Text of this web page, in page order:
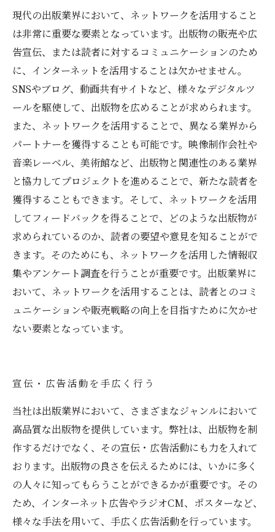
現代の出版業界において、ネットワークを活用すること
は非常に重要な要素となっています。出版物の販売や広
告宣伝、または読者に対するコミュニケーションのため
に、インターネットを活用することは欠かせません。
SNSやブログ、動画共有サイトなど、様々なデジタルツ
ールを駆使して、出版物を広めることが求められます。
また、ネットワークを活用することで、異なる業界から
パートナーを獲得することも可能です。映像制作会社や
音楽レーベル、美術館など、出版物と関連性のある業界
と協力してプロジェクトを進めることで、新たな読者を
獲得することもできます。そして、ネットワークを活用
してフィードバックを得ることで、どのような出版物が
求められているのか、読者の要望や意見を知ることがで
きます。そのためにも、ネットワークを活用した情報収
集やアンケート調査を行うことが重要です。出版業界に
おいて、ネットワークを活用することは、読者とのコミ
ュニケーションや販売戦略の向上を目指すために欠かせ
ない要素となっています。
宣伝・広告活動を手広く行う
当社は出版業界において、さまざまなジャンルにおいて
高品質な出版物を提供しています。弊社は、出版物を制
作するだけでなく、その宣伝・広告活動にも力を入れて
おります。出版物の良さを伝えるためには、いかに多く
の人々に知ってもらうことができるかが重要です。その
ため、インターネット広告やラジオCM、ポスターなど、
様々な手法を用いて、手広く広告活動を行っています。